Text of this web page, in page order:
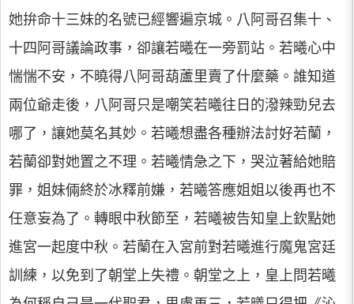
她拚命十三妹的名號已經響遍京城。八阿哥召集十、
十四阿哥議論政事，卻讓若曦在一旁罰站。若曦心中
惴惴不安，不曉得八阿哥葫蘆里賣了什麼藥。誰知道
兩位爺走後，八阿哥只是嘲笑若曦往日的潑辣勁兒去
哪了，讓她莫名其妙。若曦想盡各種辦法討好若蘭，
若蘭卻對她置之不理。若曦情急之下，哭泣著給她賠
罪，姐妹倆終於冰釋前嫌，若曦答應姐姐以後再也不
任意妄為了。轉眼中秋節至，若曦被告知皇上欽點她
進宮一起度中秋。若蘭在入宮前對若曦進行魔鬼宮廷
訓練，以免到了朝堂上失禮。朝堂之上，皇上問若曦